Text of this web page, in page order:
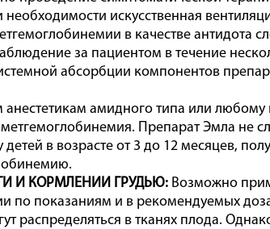
искусственная
в качестве антидота
за пациентом в течение
абсорбции компонентов
анестетикам амидного типа или
Препарат Эмла не
детей в возрасте от 3 до 12 месяцев,
И КОРМЛЕНИИ ГРУДЬЮ: Возможно
по показаниям и в рекомендуемых
распределяться в тканях плода.